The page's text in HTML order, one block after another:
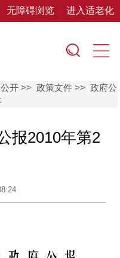
无障碍浏览 进入适老化
开 >>政策文件 >>政府公
报2010年第2